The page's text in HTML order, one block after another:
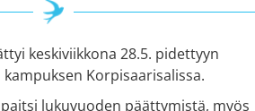
keskiviikkona 28.5. pidettyyn
Korpisaarisalissa.
lukuvuoden päättymistä, myös